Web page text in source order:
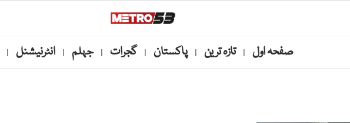
صفحہ اول | تازہ ترین | پاکستان | گجرات | جہلم | انٹرنیشنل |